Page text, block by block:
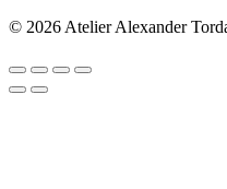
© 2026 Atelier Alexander